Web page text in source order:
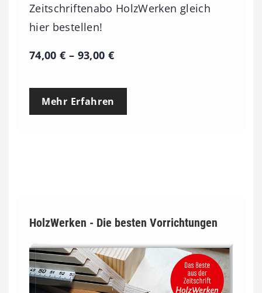
Zeitschriftenabo HolzWerken gleich
hier bestellen!
74,00€ – 93,00 €P
e
n
e
:
7
Mehr Erfahren
HolzWerken - Die besten Vorrichtungen